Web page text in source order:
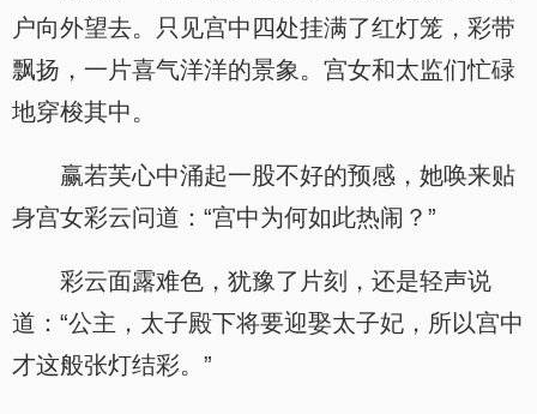
户向外望去。只见宫中四处挂满了红灯笼，彩带
飘扬，一片喜气洋洋的景象。宫女和太监们忙碌
地穿梭其中。
赢若芙心中涌起一股不好的预感，她唤来贴
身宫女彩云问道：“宫中为何如此热闹？”
彩云面露难色，犹豫了片刻，还是轻声说
道：“公主，太子殿下将要迎娶太子妃，所以宫中
才这般张灯结彩。”